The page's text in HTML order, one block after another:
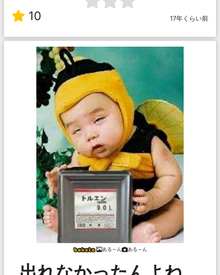
10 17年くらい前
ある～ん ある～ん